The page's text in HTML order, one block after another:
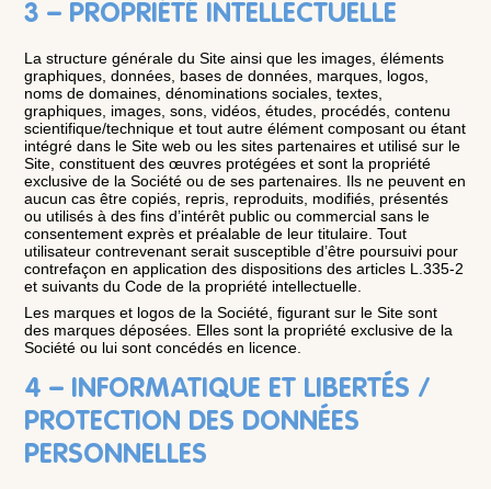
3 – PROPRIÉTÉ INTELLECTUELLE
La structure générale du Site ainsi que les images, éléments
graphiques, données, bases de données, marques, logos,
noms de domaines, dénominations sociales, textes,
graphiques, images, sons, vidéos, études, procédés, contenu
scientifique/technique et tout autre élément composant ou étant
intégré dans le Site web ou les sites partenaires et utilisé sur le
Site, constituent des œuvres protégées et sont la propriété
exclusive de la Société ou de ses partenaires. Ils ne peuvent en
aucun cas être copiés, repris, reproduits, modifiés, présentés
ou utilisés à des fins d’intérêt public ou commercial sans le
consentement exprès et préalable de leur titulaire. Tout
utilisateur contrevenant serait susceptible d’être poursuivi pour
contrefaçon en application des dispositions des articles L.335-2
et suivants du Code de la propriété intellectuelle.
Les marques et logos de la Société, figurant sur le Site sont
des marques déposées. Elles sont la propriété exclusive de la
Société ou lui sont concédés en licence.
4 – INFORMATIQUE ET LIBERTÉS /
PROTECTION DES DONNÉES
PERSONNELLES